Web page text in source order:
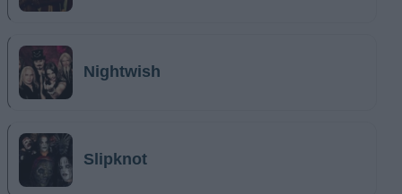
Nightwish
Slipknot